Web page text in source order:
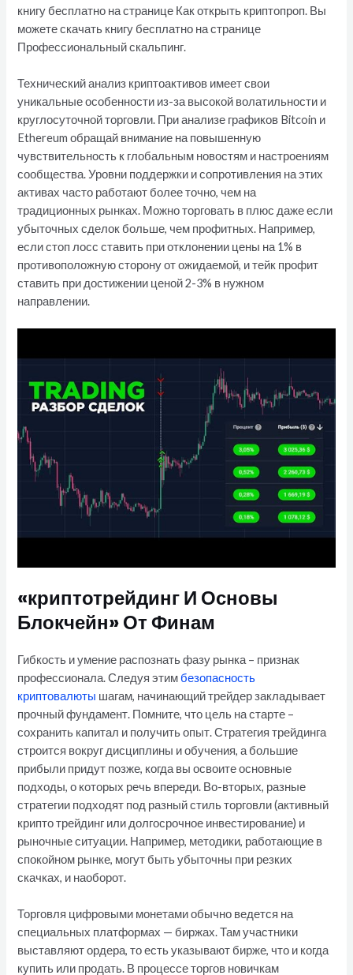
книгу бесплатно на странице Как открыть криптопроп. Вы
можете скачать книгу бесплатно на странице
Профессиональный скальпинг.
Технический анализ криптоактивов имеет свои
уникальные особенности из-за высокой волатильности и
круглосуточной торговли. При анализе графиков Bitcoin и
Ethereum обращай внимание на повышенную
чувствительность к глобальным новостям и настроениям
сообщества. Уровни поддержки и сопротивления на этих
активах часто работают более точно, чем на
традиционных рынках. Можно торговать в плюс даже если
убыточных сделок больше, чем профитных. Например,
если стоп лосс ставить при отклонении цены на 1% в
противоположную сторону от ожидаемой, и тейк профит
ставить при достижении ценой 2-3% в нужном
направлении.
«криптотрейдинг И Основы
Блокчейн» От Финам
Гибкость и умение распознать фазу рынка – признак
профессионала. Следуя этимбезопасность
криптовалюты шагам, начинающий трейдер закладывает
прочный фундамент. Помните, что цель на старте –
сохранить капитал и получить опыт. Стратегия трейдинга
строится вокруг дисциплины и обучения, а большие
прибыли придут позже, когда вы освоите основные
подходы, о которых речь впереди. Во-вторых, разные
стратегии подходят под разный стиль торговли (активный
крипто трейдинг или долгосрочное инвестирование) и
рыночные ситуации. Например, методики, работающие в
спокойном рынке, могут быть убыточны при резких
скачках, и наоборот.
Торговля цифровыми монетами обычно ведется на
специальных платформах — биржах. Там участники
выставляют ордера, то есть указывают бирже, что и когда
купить или продать. В процессе торгов новичкам